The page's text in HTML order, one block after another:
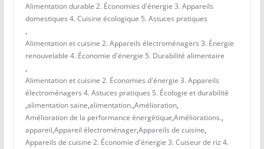
Alimentation durable 2. Économies d'énergie 3. Appareils
domestiques 4. Cuisine écologique 5. Astuces pratiques
,
Alimentation et cuisine 2. Appareils électroménagers 3. Énergie
renouvelable 4. Économie d'énergie 5. Durabilité alimentaire
,
Alimentation et cuisine 2. Économies d'énergie 3. Appareils
électroménagers 4. Astuces pratiques 5. Écologie et durabilité
,alimentation saine,alimentation.,Amélioration,
Amélioration de la performance énergétique,Améliorations.,
appareil,Appareil électroménager,Appareils de cuisine,
Appareils de cuisine 2. Économie d'énergie 3. Cuiseur de riz 4.